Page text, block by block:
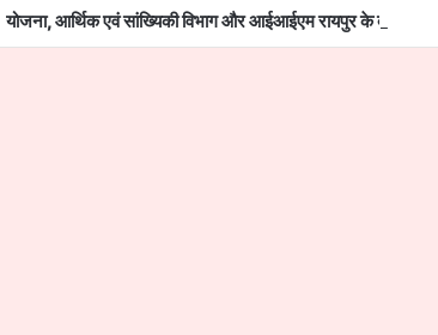
योजना, आर्थिक एवं सांख्यिकी विभाग और आईआईएम रायपुर के बीच एमओयू